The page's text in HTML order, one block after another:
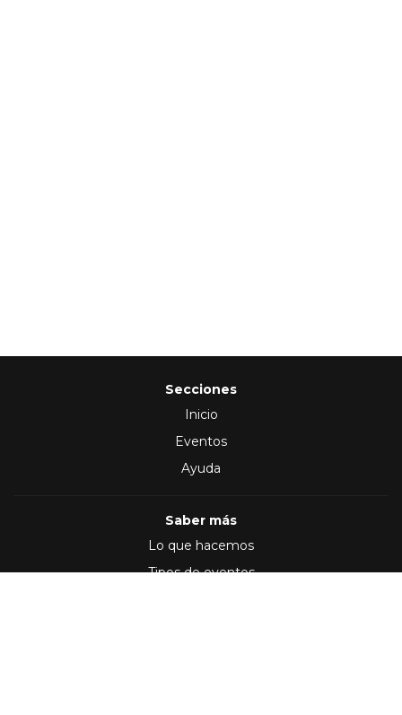
Secciones
Inicio
Eventos
Ayuda
Saber más
Lo que hacemos
Tipos de eventos